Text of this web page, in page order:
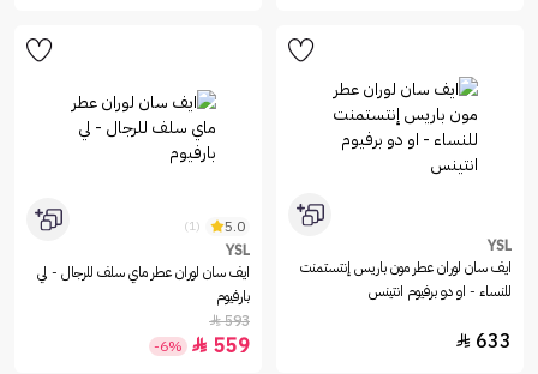
YSL
ايف سان لوران عطر مون باريس إنتستمنت
للنساء - او دو برفيوم انتينس
633

5.0
(1)
YSL
ايف سان لوران عطر ماي سلف للرجال - لي
بارفيوم
593

559

-6%